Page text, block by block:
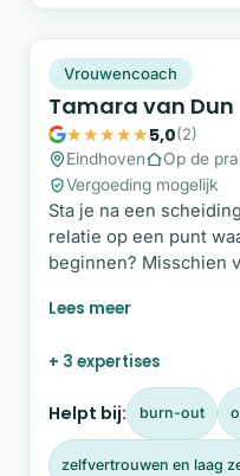
Plek beschikbaar
Vrouwencoach
Tamara van Dun
5,0(2)
Eindhoven
Op de
Vergoeding mogelijk
Sta je na een
relatie op een punt
beginnen? Misschien
naar geluk. Ik help je
+ 3 expertises
Helpt bij: burn-out
zelfvertrouwen en laag